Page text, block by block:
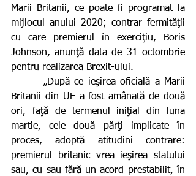
Marii Britanii, ce poate fi programat la
mijlocul anului 2020; contrar fermităţii
cu care premierul în exerciţiu, Boris
Johnson, anunţă data de 31 octombrie
pentru realizarea Brexit-ului.
Britanii din UE a fost amânată de două
ori, faţă de termenul iniţial din luna
martie, cele două părţi implicate în
proces, adoptă atitudini contrare:
premierul britanic vrea ieşirea statului
sau, cu sau fără un acord prestabilit, în